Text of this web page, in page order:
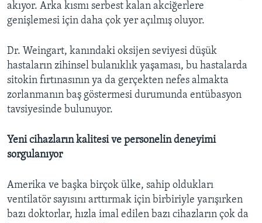
akıyor. Arka kısmı serbest kalan akciğerlere
genişlemesi için daha çok yer açılmış oluyor.
Dr. Weingart, kanındaki oksijen seviyesi düşük
hastaların zihinsel bulanıklık yaşaması, bu hastalarda
sitokin fırtınasının ya da gerçekten nefes almakta
zorlanmanın baş göstermesi durumunda entübasyon
tavsiyesinde bulunuyor.
Yeni cihazların kalitesi ve personelin deneyimi
sorgulanıyor
Amerika ve başka birçok ülke, sahip oldukları
ventilatör sayısını arttırmak için birbiriyle yarışırken
bazı doktorlar, hızla imal edilen bazı cihazların çok da